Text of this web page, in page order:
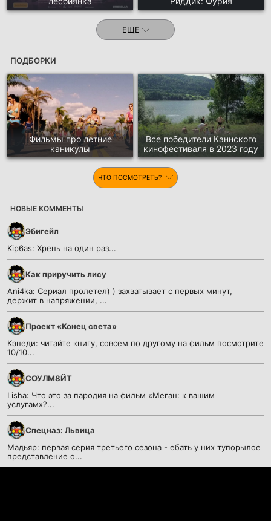
ЕЩЕ
ПОДБОРКИ
Фильмы про летние
каникулы
Все победители Каннского
кинофестиваля в 2023 году
ЧТО ПОСМОТРЕТЬ?
НОВЫЕ КОММЕНТЫ
Эбигейл
Kip6as: Хрень на один раз...
Как приручить лису
Ani4ka: Сериал пролетел) ) захватывает с первых минут,
держит в напряжении, ...
Проект «Конец света»
Кэнеди: читайте книгу, совсем по другому на фильм посмотрите
10/10...
СОУЛМ8ЙТ
Lisha: Что это за пародия на фильм «Меган: к вашим
услугам»?...
Спецназ: Львица
Мадьяр: первая серия третьего сезона - ебать у них тупорылое
представление о...